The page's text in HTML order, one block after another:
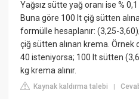
Yağsız sütte yağ oranı ise %
Buna göre 100 lt çiğ sütten
formülle hesaplanır: (3,25-
çiğ sütten alınan krema. Örnek
40 isteniyorsa; 100 lt sütten
kg krema alınır.
Kaynak kaldırma talebi |